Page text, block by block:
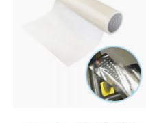
項
目
排
序